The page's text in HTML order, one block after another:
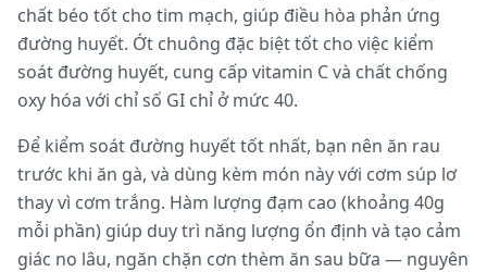
chất béo tốt cho tim mạch, giúp điều hòa phản ứng
đường huyết. Ớt chuông đặc biệt tốt cho việc kiểm
soát đường huyết, cung cấp vitamin C và chất chống
oxy hóa với chỉ số GI chỉ ở mức 40.
Để kiểm soát đường huyết tốt nhất, bạn nên ăn rau
trước khi ăn gà, và dùng kèm món này với cơm súp lơ
thay vì cơm trắng. Hàm lượng đạm cao (khoảng 40g
mỗi phần) giúp duy trì năng lượng ổn định và tạo cảm
giác no lâu, ngăn chặn cơn thèm ăn sau bữa — nguyên